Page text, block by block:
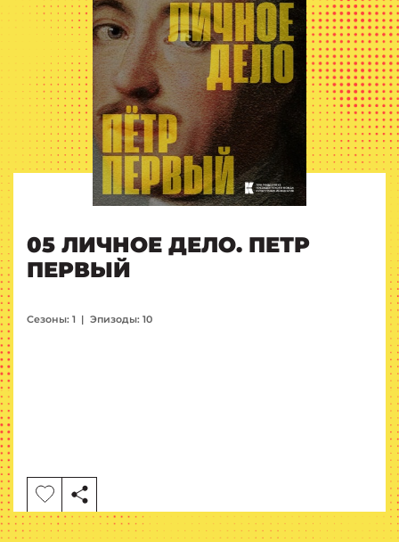
05 ЛИЧНОЕ ДЕЛО. ПЕТР
ПЕРВЫЙ
Сезоны: 1 | Эпизоды: 10